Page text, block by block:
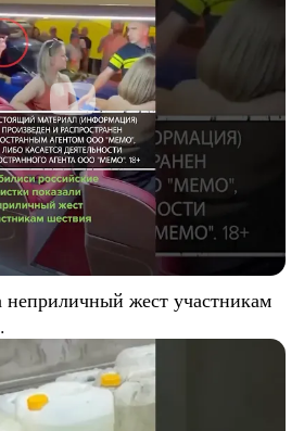
неприличный жест участникам